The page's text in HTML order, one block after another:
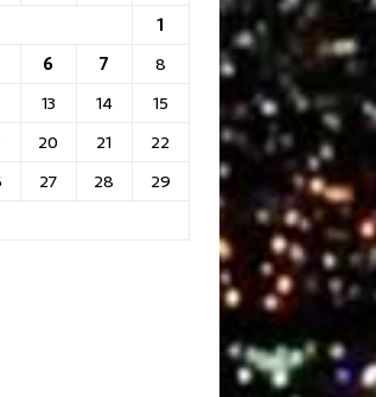
1
6 7
8
13 14
15
20 21
22
27 28
29